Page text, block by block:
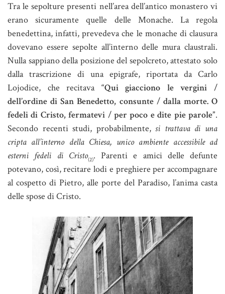
Tra le sepolture presenti nell’area dell’antico monastero vi
erano sicuramente quelle delle Monache. La regola
benedettina, infatti, prevedeva che le monache di clausura
dovevano essere sepolte all’interno delle mura claustrali.
Nulla sappiano della posizione del sepolcreto, attestato solo
dalla trascrizione di una epigrafe, riportata da Carlo
Lojodice, che recitava “Qui giacciono le vergini /
dell’ordine di San Benedetto, consunte / dalla morte. O
fedeli di Cristo, fermatevi / per poco e dite pie parole”.
Secondo recenti studi, probabilmente,si trattava di una
cripta all’interno della Chiesa, unico ambiente accessibile ad
esterni fedeli di Cristo(2). Parenti e amici delle defunte
potevano, così, recitare lodi e preghiere per accompagnare
al cospetto di Pietro, alle porte del Paradiso, l’anima casta
delle spose di Cristo.